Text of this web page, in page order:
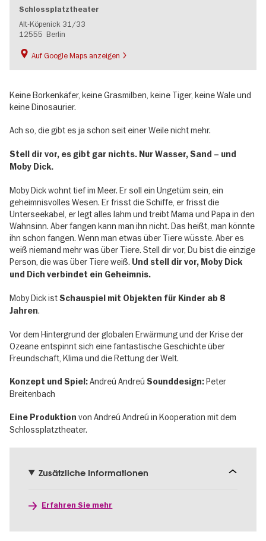
Schlossplatztheater
Alt-Köpenick 31/33
12555 Berlin
Auf Google Maps anzeigen
Keine Borkenkäfer, keine Grasmilben, keine Tiger, keine Wale und
keine Dinosaurier.
Ach so, die gibt es ja schon seit einer Weile nicht mehr.
Stell dir vor, es gibt gar nichts. Nur Wasser, Sand – und
Moby Dick.
Moby Dick wohnt tief im Meer. Er soll ein Ungetüm sein, ein
geheimnisvolles Wesen. Er frisst die Schiffe, er frisst die
Unterseekabel, er legt alles lahm und treibt Mama und Papa in den
Wahnsinn. Aber fangen kann man ihn nicht. Das heißt, man könnte
ihn schon fangen. Wenn man etwas über Tiere wüsste. Aber es
weiß niemand mehr was über Tiere. Stell dir vor, Du bist die einzige
Person, die was über Tiere weiß. Und stell dir vor, Moby Dick
und Dich verbindet ein Geheimnis.
Moby Dick istSchauspiel mit Objekten für Kinder ab 8
Jahren.
Vor dem Hintergrund der globalen Erwärmung und der Krise der
Ozeane entspinnt sich eine fantastische Geschichte über
Freundschaft, Klima und die Rettung der Welt.
Konzept und Spiel:Andreú Andreú Sounddesign:Peter
Breitenbach
Eine Produktion von Andreú Andreú in Kooperation mit dem
Schlossplatztheater.
Zusätzliche Informationen
Erfahren Sie mehr